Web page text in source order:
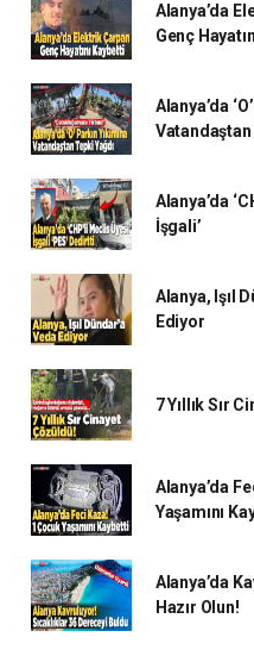
Alanya’da
Genç
Alanya’da
Vatandaştan
Alanya’da
İşgali’
Alanya, Işıl
Ediyor
7 Yıllık Sır
Alanya’da
Yaşamını
Alanya’da
Hazır Olun!